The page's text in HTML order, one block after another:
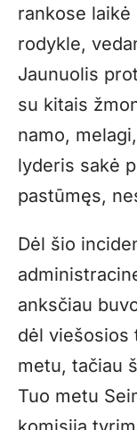
rankose laikė
rodykle,
Jaunuolis
su kitais
namo,
lyderis sakė
pastūmęs,
Dėl šio
anksčiau
dėl viešosios
metu, tačiau
Tuo metu